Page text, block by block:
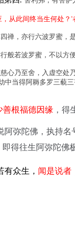
从此间终当生何处
禅，亦行六波罗蜜，
般若波罗蜜，不以方
心乃至舍，入虚空
当得阿耨多罗三藐三
善根福德因缘 ，得
阿弥陀佛，执持
得往生阿弥陀佛
众生， 闻是说者